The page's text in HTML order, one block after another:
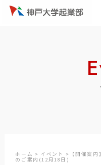
ホーム > イベント >【開催案内
のご案内(12月18日)